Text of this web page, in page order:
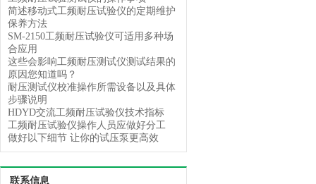
简述移动式工频耐压试验仪的定期维护
保养方法
SM-2150工频耐压试验仪可适用多种场
合应用
这些会影响工频耐压测试仪测试结果的
原因您知道吗？
耐压测试仪校准操作所需设备以及具体
步骤说明
HDYD交流工频耐压试验仪技术指标
工频耐压试验仪操作人员应做好分工
做好以下细节 让你的试压泵更高效
联系信息